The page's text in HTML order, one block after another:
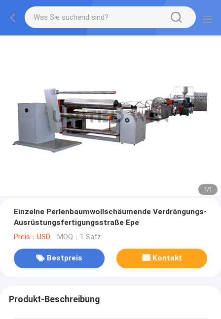
1/1
Einzelne Perlenbaumwollschäumende Verdrängungs-
Ausrüstungsfertigungsstraße Epe
Preis：USD MOQ：1 Satz
Bestpreis Kontakt
Produkt-Beschreibung